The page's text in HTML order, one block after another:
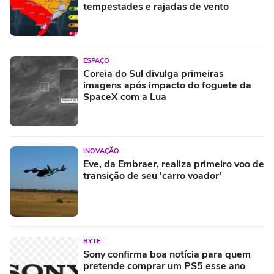
tempestades e rajadas de vento
ESPAÇO
Coreia do Sul divulga primeiras
imagens após impacto do foguete da
SpaceX com a Lua
INOVAÇÃO
Eve, da Embraer, realiza primeiro voo de
transição de seu 'carro voador'
BYTE
Sony confirma boa notícia para quem
pretende comprar um PS5 esse ano